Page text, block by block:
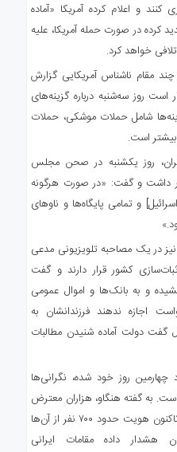
کنند و اعلام کرده آمریکا «آماده
کرده در صورت حمله آمریکا، علیه
خواهد کرد.
چند مقام ناشناس آمریکایی گزارش
روز سه‌شنبه درباره گزینه‌های
شامل حملات موشکی، حملات
است.
روز یکشنبه در صحن مجلس
داشت و گفت: «در صورت هرگونه
و تمامی پایگاه‌ها و ناوهای
در یک مصاحبه تلویزیونی مدعی
کشور قرار دارند و گفت
و به بانک‌ها و اموال عمومی
اجازه ندهند فرزندانشان به
گفت دولت آماده شنیدن مطالبات
روز خود شده، نگرانی‌ها
به گفته هنگاو، هزاران معترض
همچنان در بازداشت به‌سر می‌برند و تاکنون هویت حدود ۷۰۰ نفر از آن‌ها
داده مقامات ایرانی